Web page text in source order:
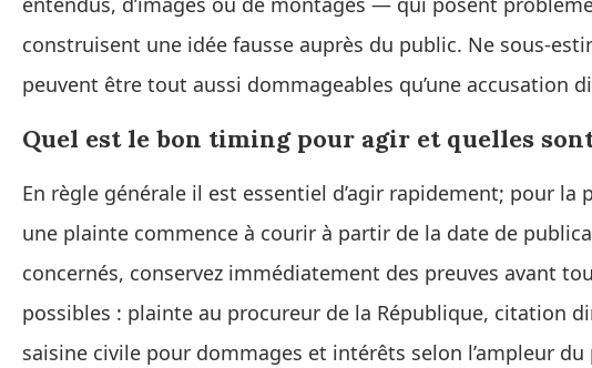
construisent une idée fausse auprès du public. Ne sous-
peuvent être tout aussi dommageables qu’une accusation
Quel est le bon timing pour agir et quelles
En règle générale il est essentiel d’agir rapidement; pour
une plainte commence à courir à partir de la date de
concernés, conservez immédiatement des preuves avant
possibles : plainte au procureur de la République, citation
saisine civile pour dommages et intérêts selon l’ampleur du